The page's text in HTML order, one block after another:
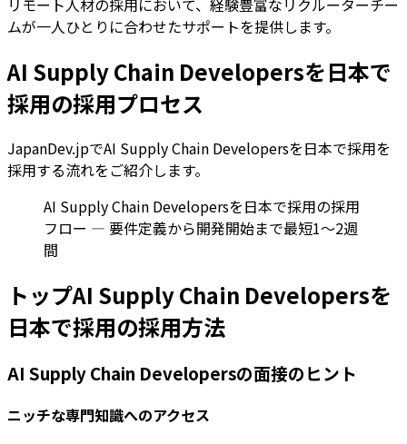
リモート人材の採用において、経験豊富なリクルーターチー
ムが一人ひとりに合わせたサポートを提供します。
AI Supply Chain Developersを日本で
採用の採用プロセス
JapanDev.jpでAI Supply Chain Developersを日本で採用を
採用する流れをご紹介します。
AI Supply Chain Developersを日本で採用の採用
フロー — 要件定義から開発開始まで最短1〜2週
間
トップAI Supply Chain Developersを
日本で採用の採用方法
AI Supply Chain Developersの面接のヒント
ニッチな専門知識へのアクセス